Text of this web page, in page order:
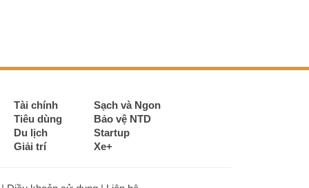
Tài chính
Sạch và Ngon
Tiêu dùng
Bảo vệ NTD
Du lịch
Startup
Giải trí Xe+